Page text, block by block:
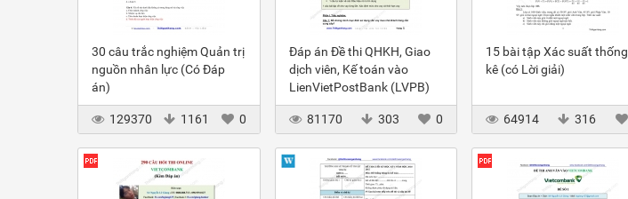
30 câu trắc nghiệm Quản trị
nguồn nhân lực (Có Đáp
án)
129370 1161 0
Đáp án Đề thi QHKH, Giao
dịch viên, Kế toán vào
LienVietPostBank (LVPB)
2012
81170
303 0
15 bài tập Xác suất thống
kê (có Lời giải)
64914 316